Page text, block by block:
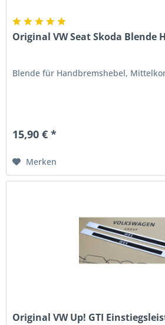
Original VW Seat Skoda Blende
Blende für Handbremshebel,
15,90 € *
Merken
Original VW Up! GTI